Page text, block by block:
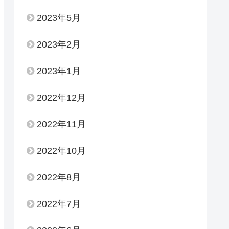
2023年5月
2023年2月
2023年1月
2022年12月
2022年11月
2022年10月
2022年8月
2022年7月